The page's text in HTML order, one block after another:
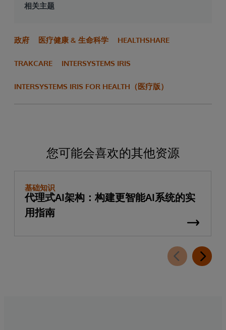
相关主题
政府 医疗健康 & 生命科学 HEALTHSHARE
TRAKCARE INTERSYSTEMS IRIS
INTERSYSTEMS IRIS FOR HEALTH（医疗版）
您可能会喜欢的其他资源
基础知识
代理式AI架构：构建更智能AI系统的实
用指南